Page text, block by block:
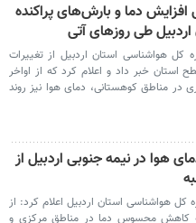
دما و بارش‌های پراکنده
اردبیل طی روزهای آتی
کل هواشناسی استان اردبیل از تغییرات
استان خبر داد و اعلام کرد که از اواخر
در مناطق کوهستانی، دمای هوا نیز روند
هوا در نیمه جنوبی اردبیل از
کل هواشناسی استان اردبیل اعلام کرد: از
کاهش محسوس دما در مناطق مرکزی و